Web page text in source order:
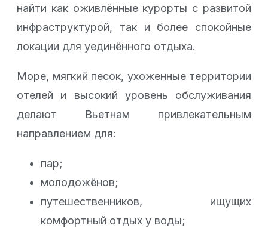
найти как оживлённые курорты с развитой
инфраструктурой, так и более спокойные
локации для уединённого отдыха.
Море, мягкий песок, ухоженные территории
отелей и высокий уровень обслуживания
делают Вьетнам привлекательным
направлением для:
пар;
молодожёнов;
путешественников, ищущих
комфортный отдых у воды;